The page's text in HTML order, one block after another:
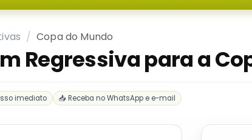
/ Copa do Mundo
Regressiva para a
imediato 📥 Receba no WhatsApp e e-mail